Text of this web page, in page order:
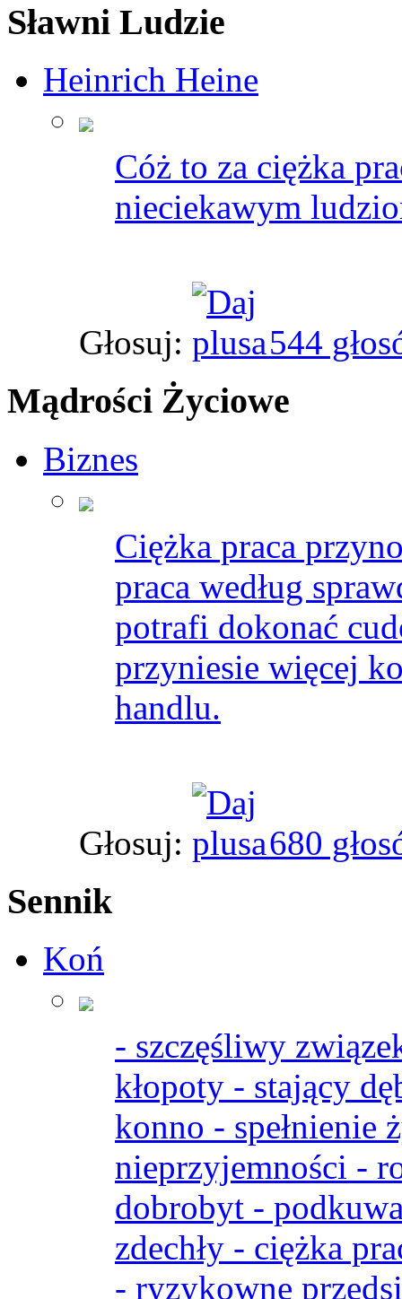
Sławni Ludzie
Heinrich Heine
Cóż to za ciężka
nieciekawym
Głosuj: 544
Mądrości Życiowe
Biznes
Ciężka praca
praca według
potrafi dokonać
przyniesie więcej
handlu.
Głosuj: 680
Sennik
Koń
- szczęśliwy
kłopoty - stający
konno - spełnienie
nieprzyjemności -
dobrobyt -
zdechły - ciężka
- ryzykowne